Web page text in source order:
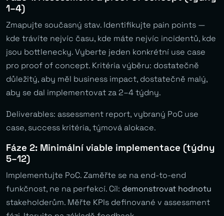
1–4)
Zmapujte současný stav. Identifikujte pain points —
kde trávíte nejvíc času, kde máte nejvíc incidentů, kde
jsou bottlenecky. Vyberte jeden konkrétní use case
pro proof of concept. Kritéria výběru: dostatečně
důležitý, aby měl business impact, dostatečně malý,
aby se dal implementovat za 2–4 týdny.
Deliverables: assessment report, vybraný PoC use
case, success kritéria, týmová alokace.
Fáze 2: Minimální viable implementace (týdny
5–12)
Implementujte PoC. Zaměřte se na end-to-end
funkčnost, ne na perfekcí. Cíl: demonstrovat hodnotu
stakeholderům. Měřte KPIs definované v assessment